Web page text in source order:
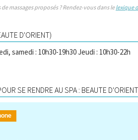
massages proposés ? Rendez-vous dans lelexique
D'ORIENT)
samedi : 10h30-19h30 Jeudi : 10h30-22h
SE RENDRE AU SPA : BEAUTE D'ORIENT